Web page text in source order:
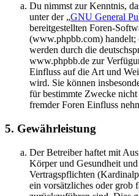
Du nimmst zur Kenntnis,
unter der „GNU General
bereitgestellten Foren-
(www.phpbb.com) handelt;
werden durch die
www.phpbb.de zur
Einfluss auf die Art und
wird. Sie können
für bestimmte Zwecke
fremder Foren Einfluss
5. Gewährleistung
Der Betreiber haftet mit
Körper und Gesundheit
Vertragspflichten
ein vorsätzliches oder grob